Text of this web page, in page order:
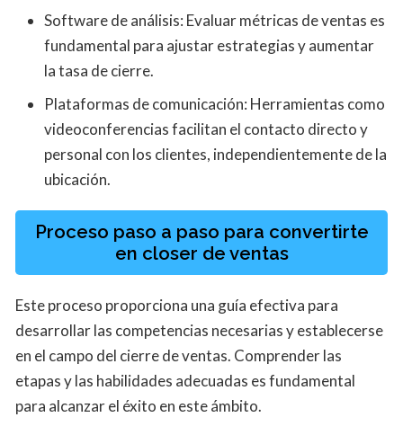
Software de análisis: Evaluar métricas de ventas es
fundamental para ajustar estrategias y aumentar
la tasa de cierre.
Plataformas de comunicación: Herramientas como
videoconferencias facilitan el contacto directo y
personal con los clientes, independientemente de la
ubicación.
Proceso paso a paso para convertirte
en closer de ventas
Este proceso proporciona una guía efectiva para
desarrollar las competencias necesarias y establecerse
en el campo del cierre de ventas. Comprender las
etapas y las habilidades adecuadas es fundamental
para alcanzar el éxito en este ámbito.